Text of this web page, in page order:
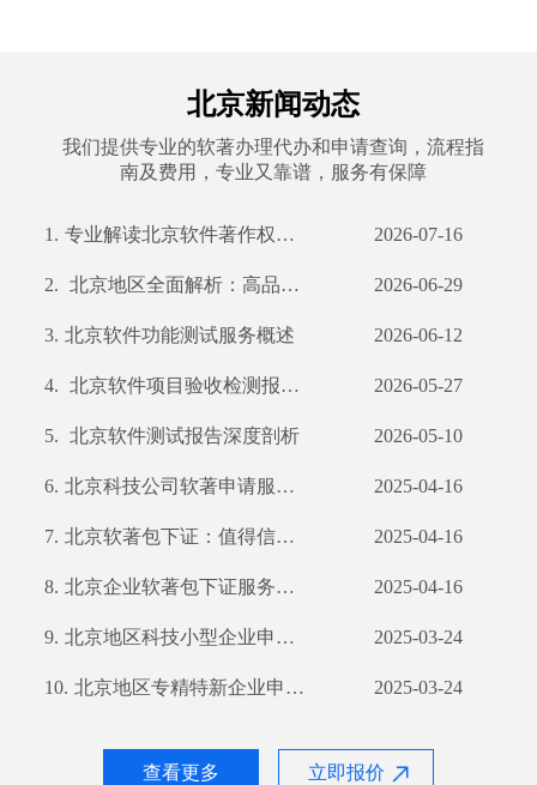
北京新闻动态
我们提供专业的软著办理代办和申请查询，流程指
南及费用，专业又靠谱，服务有保障
查看更多 立即报价
1. 专业解读北京软件著作权申请全攻略 及我公司服务亮点 2026-07-16
2. 北京地区全面解析：高品质产品检测服务引领行业发展 2026-06-29
3. 北京软件功能测试服务概述 2026-06-12
4. 北京软件项目验收检测报告及公司优势分析 2026-05-27
5. 北京软件测试报告深度剖析 2026-05-10
6. 北京科技公司软著申请服务保障：包下证，不过退款 2025-04-16
7. 北京软著包下证：值得信赖的专业服务及退款保障解析 2025-04-16
8. 北京企业软著包下证服务领航者——优质高效退款无忧 2025-04-16
9. 北京地区科技小型企业申请软件著作权要点及流程解析 2025-03-24
10. 北京地区专精特新企业申请软件著作权指南及所需数量解析 2025-03-24